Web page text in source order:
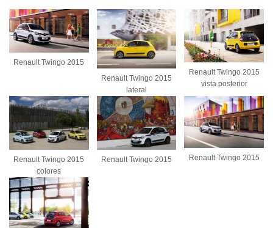
Renault Twingo 2015
Renault Twingo 2015
lateral
Renault Twingo 2015
vista posterior
Renault Twingo 2015
colores
Renault Twingo 2015 Renault Twingo 2015